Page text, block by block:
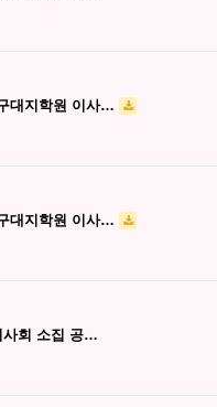
대지학원 이사…
대지학원 이사…
사회 소집 공…